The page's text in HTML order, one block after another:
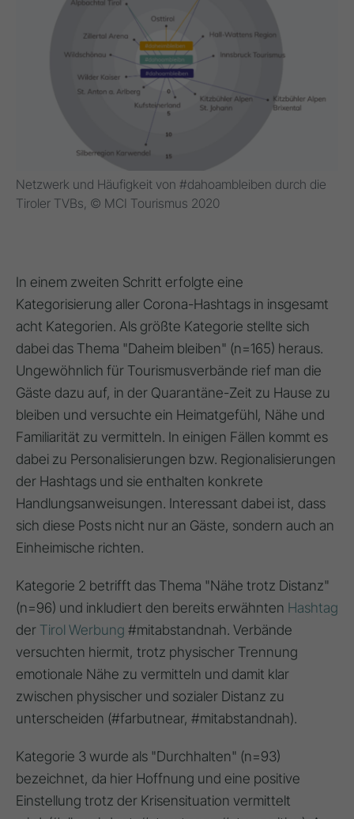
Netzwerk und Häufigkeit von #dahoambleiben durch die
Tiroler TVBs, © MCI Tourismus 2020
In einem zweiten Schritt erfolgte eine
Kategorisierung aller Corona-Hashtags in insgesamt
acht Kategorien. Als größte Kategorie stellte sich
dabei das Thema "Daheim bleiben" (n=165) heraus.
Ungewöhnlich für Tourismusverbände rief man die
Gäste dazu auf, in der Quarantäne-Zeit zu Hause zu
bleiben und versuchte ein Heimatgefühl, Nähe und
Familiarität zu vermitteln. In einigen Fällen kommt es
dabei zu Personalisierungen bzw. Regionalisierungen
der Hashtags und sie enthalten konkrete
Handlungsanweisungen. Interessant dabei ist, dass
sich diese Posts nicht nur an Gäste, sondern auch an
Einheimische richten.
Kategorie 2 betrifft das Thema "Nähe trotz Distanz"
(n=96) und inkludiert den bereits erwähnten Hashtag
der Tirol Werbung #mitabstandnah. Verbände
versuchten hiermit, trotz physischer Trennung
emotionale Nähe zu vermitteln und damit klar
zwischen physischer und sozialer Distanz zu
unterscheiden (#farbutnear, #mitabstandnah).
Kategorie 3 wurde als "Durchhalten" (n=93)
bezeichnet, da hier Hoffnung und eine positive
Einstellung trotz der Krisensituation vermittelt